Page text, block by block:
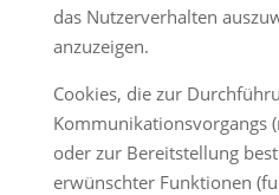
das Nutzerverhalten
anzuzeigen.
Cookies, die zur
Kommunikationsvorgangs
oder zur Bereitstellung
erwünschter Funktionen